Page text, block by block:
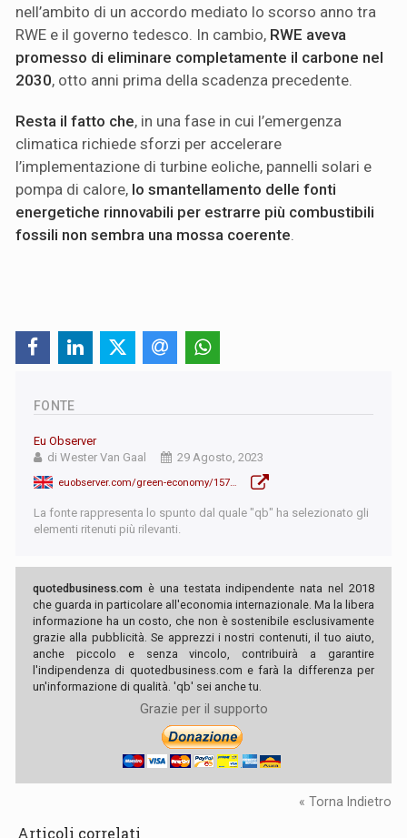
nell’ambito di un accordo mediato lo scorso anno tra
RWE e il governo tedesco. In cambio, RWE aveva
promesso di eliminare completamente il carbone nel
2030, otto anni prima della scadenza precedente.
Resta il fatto che, in una fase in cui l’emergenza
climatica richiede sforzi per accelerare
l’implementazione di turbine eoliche, pannelli solari e
pompa di calore, lo smantellamento delle fonti
energetiche rinnovabili per estrarre più combustibili
fossili non sembra una mossa coerente.
FONTE
Eu Observer
di Wester Van Gaal
29 Agosto, 2023
La fonte rappresenta lo spunto dal quale "qb" ha selezionato gli
elementi ritenuti più rilevanti.
quotedbusiness.com è una testata indipendente nata nel 2018
che guarda in particolare all'economia internazionale. Ma la libera
informazione ha un costo, che non è sostenibile esclusivamente
grazie alla pubblicità. Se apprezzi i nostri contenuti, il tuo aiuto,
anche piccolo e senza vincolo, contribuirà a garantire
l'indipendenza di quotedbusiness.com e farà la differenza per
un'informazione di qualità. 'qb' sei anche tu.
Grazie per il supporto
« Torna Indietro
Articoli correlati